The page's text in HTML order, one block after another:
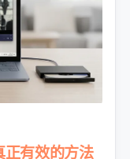
正有效的方法